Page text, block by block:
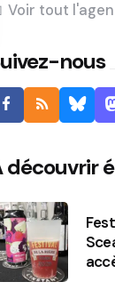
Voir tout
nous
découvrir